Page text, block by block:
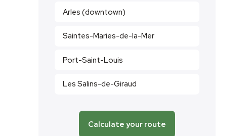
Arles (downtown)
Saintes-Maries-de-la-Mer
Port-Saint-Louis
Les Salins-de-Giraud
Calculate your route